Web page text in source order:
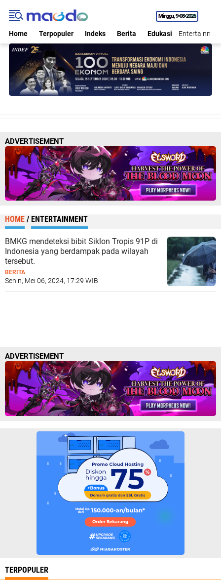
Minggu 9•08•2026
Home Terpopuler Indeks Berita Edukasi
ADVERTISEMENT
HOME / ENTERTAINMENT
BMKG mendeteksi bibit Siklon Tropis 91P di
Indonesia yang berdampak pada wilayah
tersebut.
BERITA
Senin, Mei 06, 2024, 17:29 WIB
ADVERTISEMENT
TERPOPULER